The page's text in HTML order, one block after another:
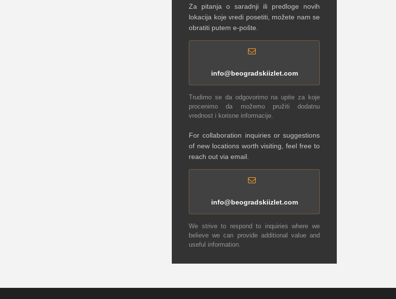
Za pitanja o saradnji ili predloge novih
lokacija koje vredi posetiti, možete nam se
obratiti putem e-pošte.
info@beogradskiizlet.com
Trudimo se da odgovorimo na upite za koje
procenimo da možemo pružiti dodatnu
vrednost i korisne informacije.
For collaboration inquiries or suggestions
of new locations worth visiting, feel free to
reach out via email.
info@beogradskiizlet.com
We strive to respond to inquiries where we
believe we can provide additional value and
useful information.